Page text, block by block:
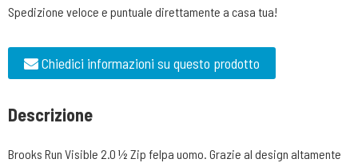
Spedizione veloce e puntuale direttamente a casa tua!
Chiedici informazioni su questo prodotto
Descrizione
Brooks Run Visible 2.0 ½ Zip felpa uomo. Grazie al design altamente